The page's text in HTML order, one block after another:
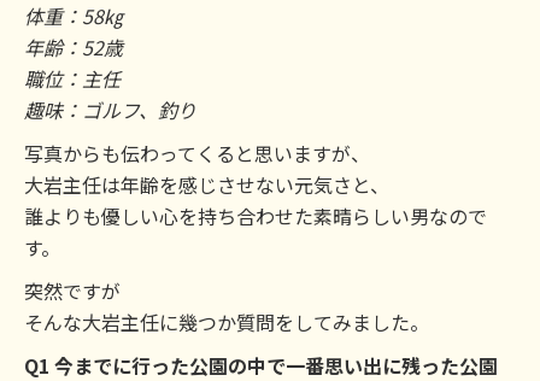
体重：58㎏
年齢：52歳
職位：主任
趣味：ゴルフ、釣り
写真からも伝わってくると思いますが、
大岩主任は年齢を感じさせない元気さと、
誰よりも優しい心を持ち合わせた素晴らしい男なので
す。
突然ですが
そんな大岩主任に幾つか質問をしてみました。
Q1 今までに行った公園の中で一番思い出に残った公園